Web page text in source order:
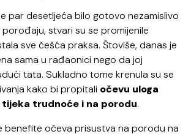
par desetljeća bilo gotovo nezamislivo
stvari su se promijenile
sve češća praksa. Štoviše, danas je
sama u rađaonici nego da joj
tata. Sukladno tome krenula su se
kako bi propitali očevu uloga
trudnoće i na porodu.
benefite očeva prisustva na porodu na